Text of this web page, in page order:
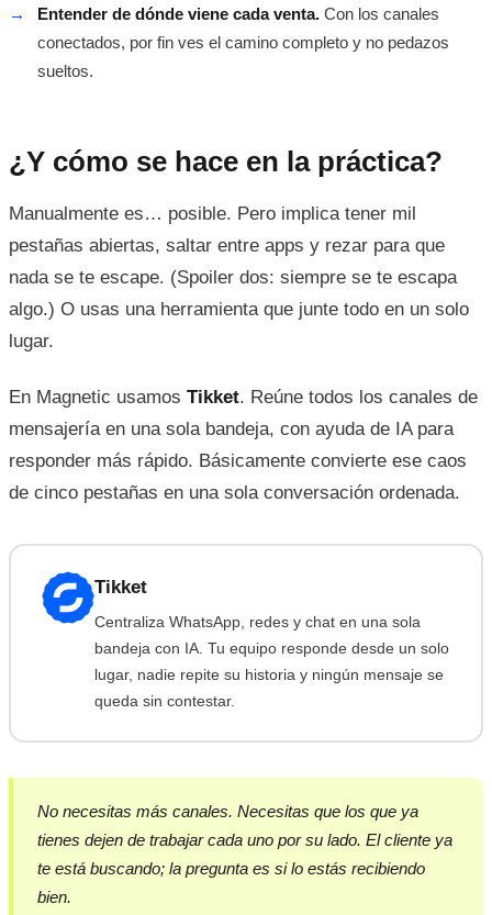
→ Entender de dónde viene cada venta. Con los canales
conectados, por fin ves el camino completo y no pedazos
sueltos.
¿Y cómo se hace en la práctica?
Manualmente es… posible. Pero implica tener mil
pestañas abiertas, saltar entre apps y rezar para que
nada se te escape. (Spoiler dos: siempre se te escapa
algo.) O usas una herramienta que junte todo en un solo
lugar.
En Magnetic usamos Tikket. Reúne todos los canales de
mensajería en una sola bandeja, con ayuda de IA para
responder más rápido. Básicamente convierte ese caos
de cinco pestañas en una sola conversación ordenada.
Tikket
Centraliza WhatsApp, redes y chat en una sola
bandeja con IA. Tu equipo responde desde un solo
lugar, nadie repite su historia y ningún mensaje se
queda sin contestar.
No necesitas más canales. Necesitas que los que ya
tienes dejen de trabajar cada uno por su lado. El cliente ya
te está buscando; la pregunta es si lo estás recibiendo
bien.